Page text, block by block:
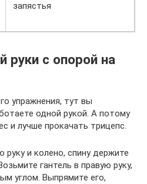
запястья
руки с опорой на
упражнения, тут вы
одной рукой. А потому
и лучше прокачать трицепс.
руку и колено, спину держите
гантель в правую руку,
углом. Выпрямите его,